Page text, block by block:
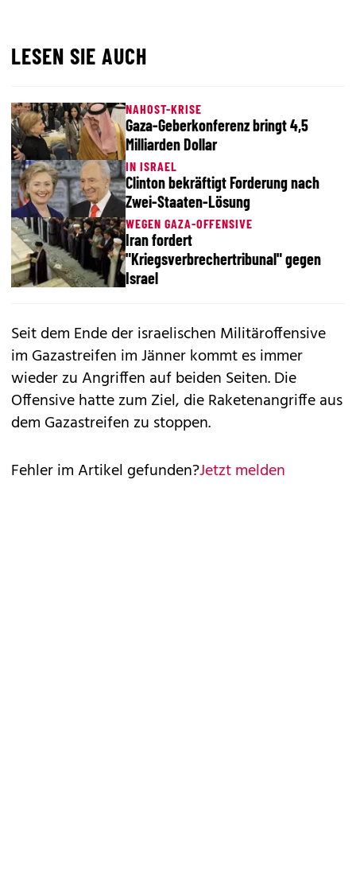
LESEN SIE AUCH
NAHOST-KRISE
Gaza-Geberkonferenz bringt 4,5
Milliarden Dollar
IN ISRAEL
Clinton bekräftigt Forderung nach
Zwei-Staaten-Lösung
WEGEN GAZA-OFFENSIVE
Iran fordert
"Kriegsverbrechertribunal" gegen
Israel
Seit dem Ende der israelischen Militäroffensive
im Gazastreifen im Jänner kommt es immer
wieder zu Angriffen auf beiden Seiten. Die
Offensive hatte zum Ziel, die Raketenangriffe aus
dem Gazastreifen zu stoppen.
Fehler im Artikel gefunden?Jetzt melden